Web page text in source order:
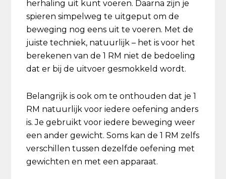
herhaling uit kunt voeren. Daarna zijn je
spieren simpelweg te uitgeput om de
beweging nog eens uit te voeren. Met de
juiste techniek, natuurlijk – het is voor het
berekenen van de 1 RM niet de bedoeling
dat er bij de uitvoer gesmokkeld wordt.
Belangrijk is ook om te onthouden dat je 1
RM natuurlijk voor iedere oefening anders
is. Je gebruikt voor iedere beweging weer
een ander gewicht. Soms kan de 1 RM zelfs
verschillen tussen dezelfde oefening met
gewichten en met een apparaat.